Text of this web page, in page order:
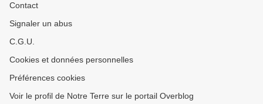
Contact
Signaler un abus
C.G.U.
Cookies et données personnelles
Préférences cookies
Voir le profil de Notre Terre sur le portail Overblog